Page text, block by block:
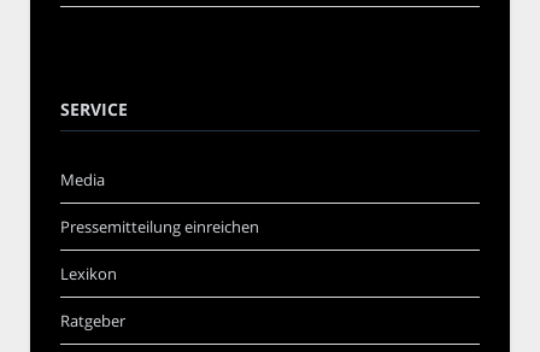
SERVICE
Media
Pressemitteilung einreichen
Lexikon
Ratgeber